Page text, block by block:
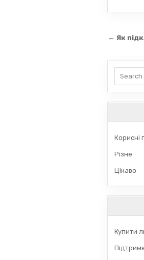
← Як
Корисні
Різне
Цікаво
Купити